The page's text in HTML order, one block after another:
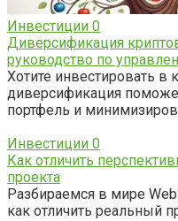
Инвестиции 0
Диверсификация
руководство по
Хотите инвестировать в
диверсификация
портфель и
Инвестиции 0
Как отличить
проекта
Разбираемся в мире
как отличить реальный